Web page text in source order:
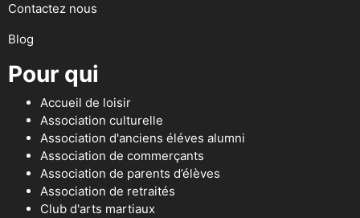
Contactez nous
Blog
Pour qui
Accueil de loisir
Association culturelle
Association d'anciens éléves alumni
Association de commerçants
Association de parents d’élèves
Association de retraités
Club d'arts martiaux